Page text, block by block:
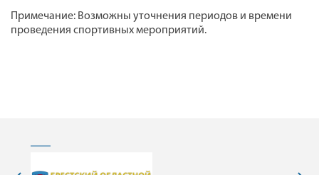
Примечание: Возможны уточнения периодов и времени
проведения спортивных мероприятий.